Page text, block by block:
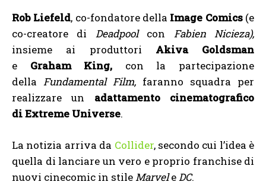
Rob Liefeld, co-fondatore della Image Comics (e
co-creatore di Deadpoolcon Fabien Nicieza),
insieme ai produttori Akiva Goldsman
e
Graham King, con la partecipazione
della Fundamental Film, faranno squadra per
realizzare un adattamento cinematografico
di Extreme Universe.
La notizia arriva da Collider, secondo cui l’idea è
quella di lanciare un vero e proprio franchise di
nuovi cinecomic in stileMarveleDC.